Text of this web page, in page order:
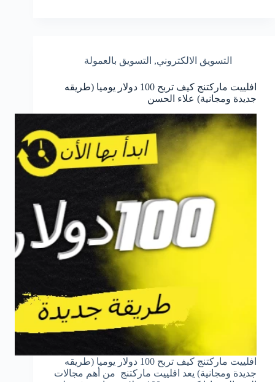
التسويق الالكتروني, التسويق بالعمولة
افلييت ماركتنج كيف تربح 100 دولار يوميا (طريقه
جديدة ومجانية) علاء الحسن
افلييت ماركتنج كيف تربح 100 دولار يوميا (طريقه
جديدة ومجانية) يعد افلييت ماركتنج من أهم مجالات